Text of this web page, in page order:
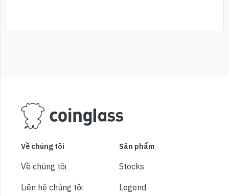
Về chúng tôi
Về chúng tôi
Liên hệ chúng tôi
Sản phẩm
Stocks
Legend